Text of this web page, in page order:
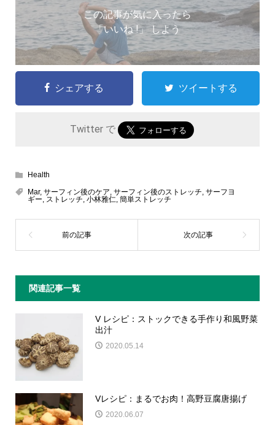
この記事が気に入ったら
「いいね !」 しよう
シェアする ツイートする
Twitter で
Health
Mar, サーフィン後のケア, サーフィン後のストレッチ, サーフヨ
ギー, ストレッチ, 小林雅仁, 簡単ストレッチ
関連記事一覧
V レシピ：ストックできる手作り和風野菜
出汁
2020.05.14
Vレシピ：まるでお肉！高野豆腐唐揚げ
2020.06.07